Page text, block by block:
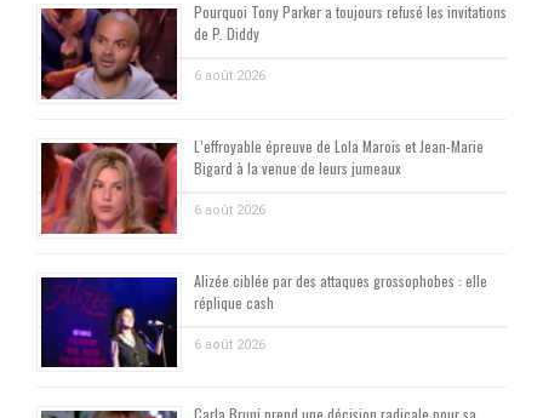
Pourquoi Tony Parker a toujours refusé les invitations
de P. Diddy
6 août 2026
L’effroyable épreuve de Lola Marois et Jean-Marie
Bigard à la venue de leurs jumeaux
6 août 2026
Alizée ciblée par des attaques grossophobes : elle
réplique cash
6 août 2026